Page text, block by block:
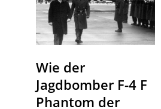
Wie der
Jagdbomber F-4 F
Phantom der